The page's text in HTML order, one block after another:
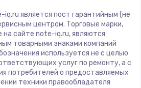
ZTE
Hiper
Evga
Google
Echips
является пост гарантийным (не
центром. Торговые марки,
на сайте note-iq.ru, являются
товарными знаками компаний
используется не с целью
услуг по ремонту, а с
потребителей о предоставляемых
техники правообладателя